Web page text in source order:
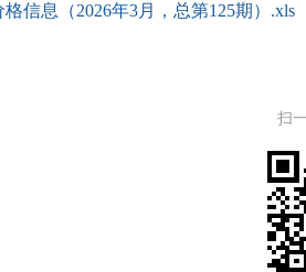
信息（2026年3月，总第125期）.xls
扫